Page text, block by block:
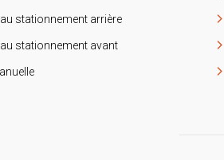
stationnement arrière
stationnement avant